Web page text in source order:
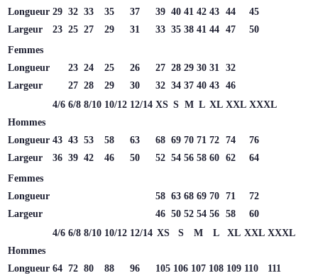
Longueur 29 32 33 35 37 39 40 41 42 43 44
45
Largeur
23 25 27 29 31 33 35 38 41 44 47
50
Femmes
Longueur
23 24 25 26 27 28 29 30 31
32
Largeur
27 28 29 30 32 34 37 40 43 46
4/6 6/8 8/10 10/12 12/14 XS S M L XL XXL XXXL
Hommes
Longueur 43 43 53 58 63 68 69 70 71 72 74
76
Largeur
36 39 42 46 50 52 54 56 58 60 62
64
Femmes
Longueur
58 63 68 69 70 71
72
Largeur
46 50 52 54 56 58
60
4/6 6/8 8/10 10/12 12/14 XS S M L XL XXL XXXL
Hommes
Longueur 64 72 80 88 96 105 106 107 108 109 110
111